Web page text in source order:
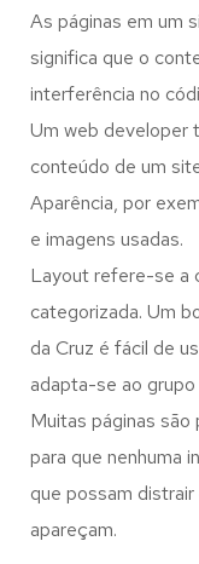
As páginas em um
significa que o
interferência no
Um web developer
conteúdo de um
Aparência, por
e imagens usadas.
Layout refere-se a
categorizada. Um
da Cruz é fácil de
adapta-se ao
Muitas páginas
para que nenhuma
que possam
apareçam.